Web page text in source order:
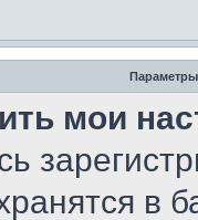
Параметры
мои
в